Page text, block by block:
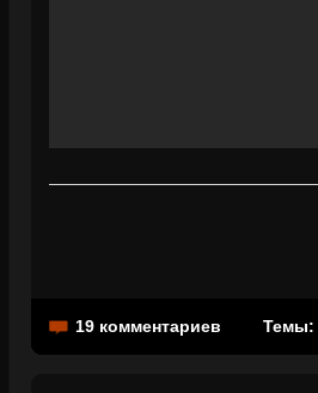
19 комментариев Темы: